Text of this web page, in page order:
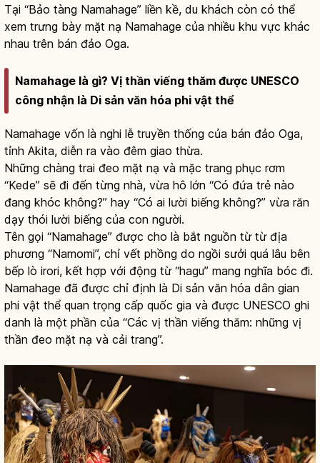
Tại “Bảo tàng Namahage” liền kề, du khách còn có thể
xem trưng bày mặt nạ Namahage của nhiều khu vực khác
nhau trên bán đảo Oga.
Namahage là gì? Vị thần viếng thăm được UNESCO
công nhận là Di sản văn hóa phi vật thể
Namahage vốn là nghi lễ truyền thống của bán đảo Oga,
tỉnh Akita, diễn ra vào đêm giao thừa.
Những chàng trai đeo mặt nạ và mặc trang phục rơm
“Kede” sẽ đi đến từng nhà, vừa hô lớn “Có đứa trẻ nào
đang khóc không?” hay “Có ai lười biếng không?” vừa răn
dạy thói lười biếng của con người.
Tên gọi “Namahage” được cho là bắt nguồn từ từ địa
phương “Namomi”, chỉ vết phồng do ngồi sưởi quá lâu bên
bếp lò irori, kết hợp với động từ “hagu” mang nghĩa bóc đi.
Namahage đã được chỉ định là Di sản văn hóa dân gian
phi vật thể quan trọng cấp quốc gia và được UNESCO ghi
danh là một phần của “Các vị thần viếng thăm: những vị
thần đeo mặt nạ và cải trang”.